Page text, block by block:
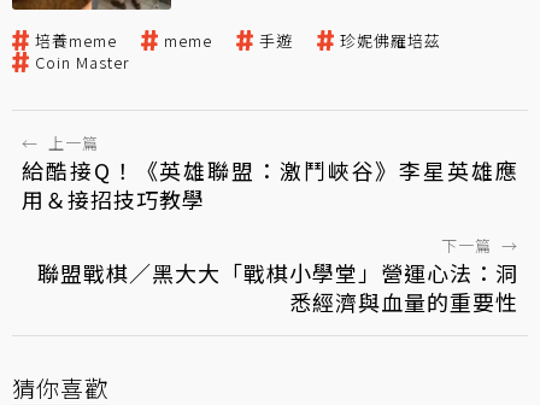
培養meme meme 手遊
珍妮佛羅培茲
Coin Master
← 上一篇
給酷接Q！《英雄聯盟：激鬥峽谷》李星英雄應
用＆接招技巧教學
下一篇 →
聯盟戰棋／黑大大「戰棋小學堂」營運心法：洞
悉經濟與血量的重要性
猜你喜歡